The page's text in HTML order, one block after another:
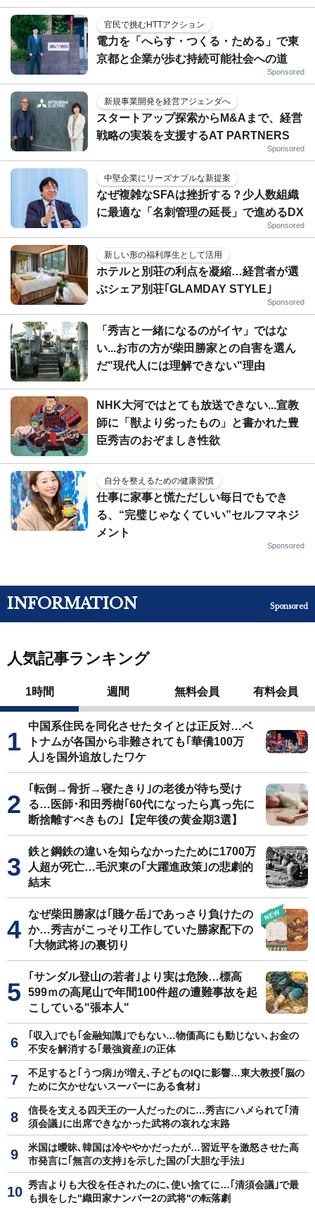
官民で挑むHTTアクション
電力を「へらす・つくる・ためる」で東
京都と企業が歩む持続可能社会への道
Sponsored
新規事業開発を経営アジェンダへ
スタートアップ探索からM&Aまで、経営
戦略の実装を支援するAT PARTNERS
Sponsored
中堅企業にリーズナブルな新提案
なぜ複雑なSFAは挫折する？少人数組織
に最適な「名刺管理の延長」で進めるDX
Sponsored
新しい形の福利厚生として活用
ホテルと別荘の利点を凝縮…経営者が選
ぶシェア別荘｢GLAMDAY STYLE｣
Sponsored
「秀吉と一緒になるのがイヤ」ではな
い...お市の方が柴田勝家との自害を選ん
だ"現代人には理解できない"理由
NHK大河ではとても放送できない...宣教
師に「獣より劣ったもの」と書かれた豊
臣秀吉のおぞましき性欲
自分を整えるための健康習慣
仕事に家事と慌ただしい毎日でもでき
る、“完璧じゃなくていい”セルフマネジ
メント
Sponsored
INFORMATION Sponsored
人気記事ランキング
1時間 週間 無料会員 有料会員
中国系住民を同化させたタイとは正反対…ベ
トナムが各国から非難されても｢華僑100万
人｣を国外追放したワケ
｢転倒→骨折→寝たきり｣の老後が待ち受け
る…医師･和田秀樹｢60代になったら真っ先に
断捨離すべきもの｣【定年後の黄金期3選】
鉄と鋼鉄の違いを知らなかったために1700万
人超が死亡…毛沢東の｢大躍進政策｣の悲劇的
結末
なぜ柴田勝家は｢賤ケ岳｣であっさり負けたの
か…秀吉がこっそり工作していた勝家配下の
｢大物武将｣の裏切り
｢サンダル登山の若者｣より実は危険…標高
599ｍの高尾山で年間100件超の遭難事故を起
こしている"張本人"
｢収入｣でも｢金融知識｣でもない…物価高にも動じない､お金の
不安を解消する｢最強資産｣の正体
不足すると｢うつ病｣が増え､子どものIQに影響…東大教授｢脳の
ために欠かせないスーパーにある食材｣
信長を支える四天王の一人だったのに…秀吉にハメられて｢清
須会議｣に出席できなかった武将の哀れな末路
米国は曖昧､韓国は冷ややかだったが…習近平を激怒させた高
市発言に｢無言の支持｣を示した国の｢大胆な手法｣
秀吉よりも大役を任されたのに､使い捨てに…｢清須会議｣で最
も損をした"織田家ナンバー2の武将"の転落劇